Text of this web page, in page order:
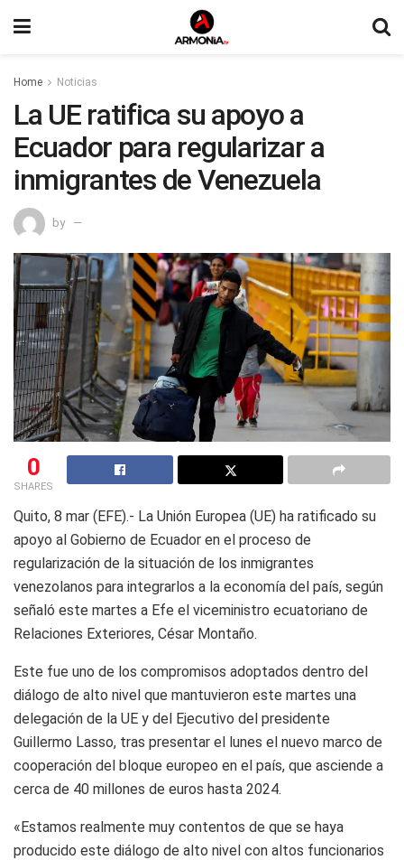
Home Noticias
La UE ratifica su apoyo a
Ecuador para regularizar a
inmigrantes de Venezuela
by
0
SHARES
Quito, 8 mar (EFE).- La Unión Europea (UE) ha ratificado su
apoyo al Gobierno de Ecuador en el proceso de
regularización de la situación de los inmigrantes
venezolanos para integrarlos a la economía del país, según
señaló este martes a Efe el viceministro ecuatoriano de
Relaciones Exteriores, César Montaño.
Este fue uno de los compromisos adoptados dentro del
diálogo de alto nivel que mantuvieron este martes una
delegación de la UE y del Ejecutivo del presidente
Guillermo Lasso, tras presentar el lunes el nuevo marco de
cooperación del bloque europeo en el país, que asciende a
cerca de 40 millones de euros hasta 2024.
«Estamos realmente muy contentos de que se haya
producido este diálogo de alto nivel con altos funcionarios